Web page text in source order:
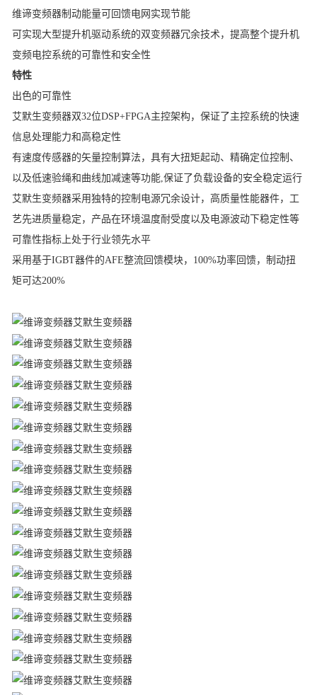
维谛变频器制动能量可回馈电网实现节能
可实现大型提升机驱动系统的双变频器冗余技术，提高整个提升机
变频电控系统的可靠性和安全性
特性
出色的可靠性
艾默生变频器双32位DSP+FPGA主控架构，保证了主控系统的快速
信息处理能力和高稳定性
有速度传感器的矢量控制算法，具有大扭矩起动、精确定位控制、
以及低速验绳和曲线加减速等功能,保证了负载设备的安全稳定运行
艾默生变频器采用独特的控制电源冗余设计，高质量性能器件，工
艺先进质量稳定，产品在环境温度耐受度以及电源波动下稳定性等
可靠性指标上处于行业领先水平
采用基于IGBT器件的AFE整流回馈模块，100%功率回馈，制动扭
矩可达200%